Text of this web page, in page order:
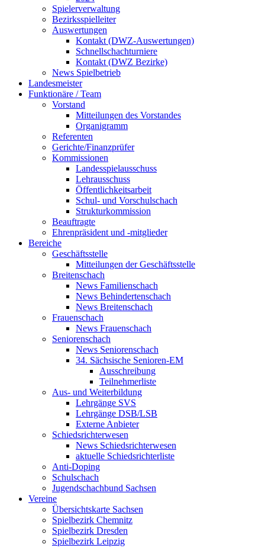
Spielerverwaltung
Bezirksspielleiter
Auswertungen
Kontakt (DWZ-Auswertungen)
Schnellschachturniere
Kontakt (DWZ Bezirke)
News Spielbetrieb
Landesmeister
Funktionäre / Team
Vorstand
Mitteilungen des Vorstandes
Organigramm
Referenten
Gerichte/Finanzprüfer
Kommissionen
Landesspielausschuss
Lehrausschuss
Öffentlichkeitsarbeit
Schul- und Vorschulschach
Strukturkommission
Beauftragte
Ehrenpräsident und -mitglieder
Bereiche
Geschäftsstelle
Mitteilungen der Geschäftsstelle
Breitenschach
News Familienschach
News Behindertenschach
News Breitenschach
Frauenschach
News Frauenschach
Seniorenschach
News Seniorenschach
34. Sächsische Senioren-EM
Ausschreibung
Teilnehmerliste
Aus- und Weiterbildung
Lehrgänge SVS
Lehrgänge DSB/LSB
Externe Anbieter
Schiedsrichterwesen
News Schiedsrichterwesen
aktuelle Schiedsrichterliste
Anti-Doping
Schulschach
Jugendschachbund Sachsen
Vereine
Übersichtskarte Sachsen
Spielbezirk Chemnitz
Spielbezirk Dresden
Spielbezirk Leipzig